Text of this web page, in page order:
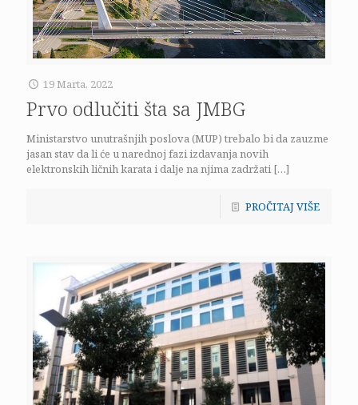
19 Marta, 2022
Prvo odlučiti šta sa JMBG
Ministarstvo unutrašnjih poslova (MUP) trebalo bi da zauzme
jasan stav da li će u narednoj fazi izdavanja novih
elektronskih ličnih karata i dalje na njima zadržati […]
PROČITAJ VIŠE